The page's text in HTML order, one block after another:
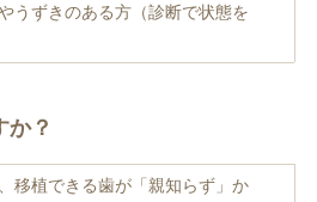
うずきのある方（診断で状態を
か？
移植できる歯が「親知らず」か